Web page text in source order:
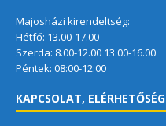
Majosházi kirendeltség:
Hétfő: 13.00-17.00
Szerda: 8.00-12.00 13.00-16.00
Péntek: 08:00-12:00
KAPCSOLAT, ELÉRHETŐSÉG